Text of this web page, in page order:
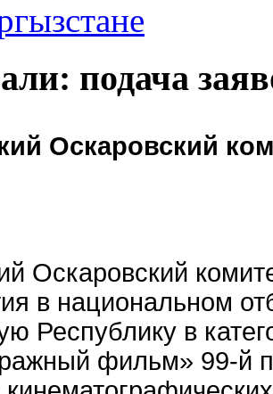
подача
Оскаровский
Оскаровский
в национальном
Республику в
фильм» 99-й